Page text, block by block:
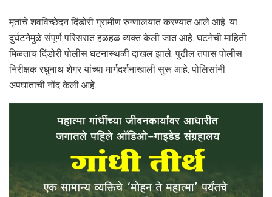
मृतांचे शवविच्छेदन दिंडोरी ग्रामीण रुग्णालयात करण्यात आले आहे. या
दुर्घटनेमुळे संपूर्ण परिसरात हळहळ व्यक्त केली जात आहे. घटनेची माहिती
मिळताच दिंडोरी पोलीस घटनास्थळी दाखल झाले. पुढील तपास पोलीस
निरीक्षक रघुनाथ शेगर यांच्या मार्गदर्शनाखाली सुरू आहे. पोलिसांनी
अपघाताची नोंद केली आहे.